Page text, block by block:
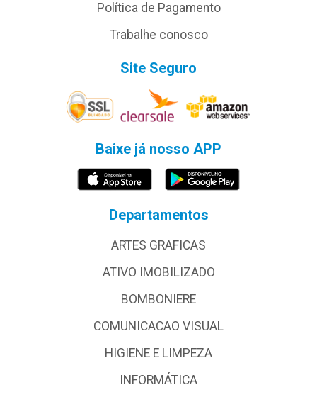
Política de Pagamento
Trabalhe conosco
Site Seguro
Baixe já nosso APP
Departamentos
ARTES GRAFICAS
ATIVO IMOBILIZADO
BOMBONIERE
COMUNICACAO VISUAL
HIGIENE E LIMPEZA
INFORMÁTICA